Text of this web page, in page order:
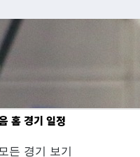
홈 경기 일정
든 경기 보기